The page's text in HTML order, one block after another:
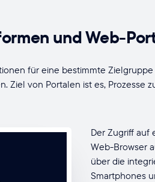
und Web-
für eine bestimmte
Ziel von Portalen ist es, Prozesse
Der Zugriff auf
Web-Browser
über die
Smartphones